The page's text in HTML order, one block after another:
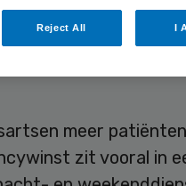
van Tilburg.
meer patiënten
zit vooral in
Reject All I